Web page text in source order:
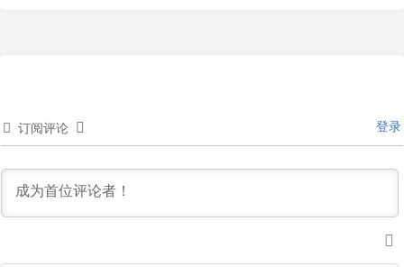
订阅评论 登录